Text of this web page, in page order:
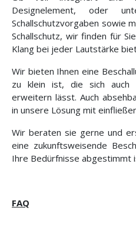
Designelement, oder
Schallschutzvorgaben sowie
Schallschutz, wir finden für
Klang bei jeder Lautstärke
Wir bieten Ihnen eine
zu klein ist, die sich auch
erweitern lässt. Auch
in unsere Lösung mit
Wir beraten sie gerne und
eine zukunftsweisende
Ihre Bedürfnisse abgestimmt
FAQ